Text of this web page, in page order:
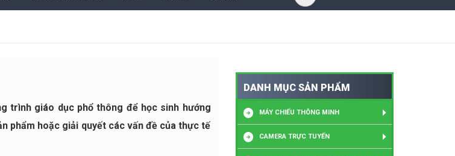
trình giáo dục phổ thông để học sinh hướng
phẩm hoặc giải quyết các vấn đề của thực tế
DANH MỤC SẢN PHẨM
MÁY CHIẾU THÔNG MINH
CAMERA TRỰC TUYẾN